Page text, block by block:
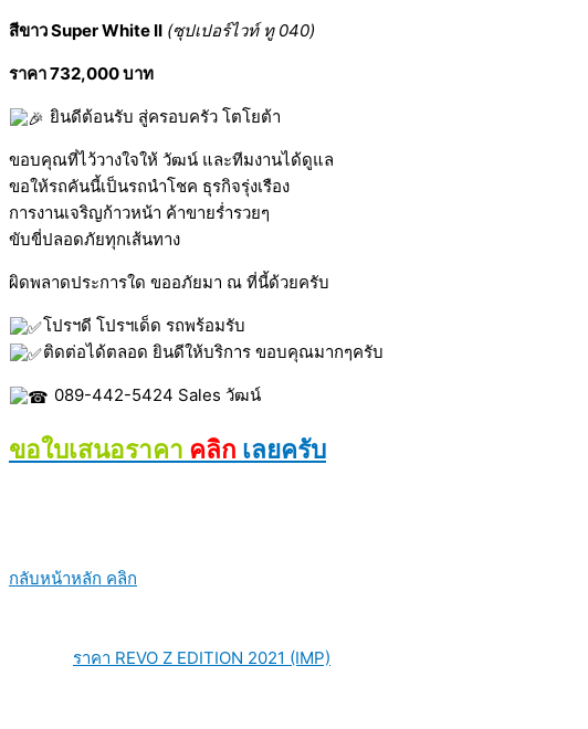
สีขาว Super White II (ซุปเปอร์ไวท์ ทู 040)
ราคา 732,000 บาท
ยินดีต้อนรับ สู่ครอบครัว โตโยต้า
ขอบคุณที่ไว้วางใจให้ วัฒน์ และทีมงานได้ดูแล
ขอให้รถคันนี้เป็นรถนำโชค ธุรกิจรุ่งเรือง
การงานเจริญก้าวหน้า ค้าขายร่ำรวยๆ
ขับขี่ปลอดภัยทุกเส้นทาง
ผิดพลาดประการใด ขออภัยมา ณ ที่นี้ด้วยครับ
โปรฯดี โปรฯเด็ด รถพร้อมรับ
ติดต่อได้ตลอด ยินดีให้บริการ ขอบคุณมากๆครับ
089-442-5424 Sales วัฒน์
ขอใบเสนอราคา คลิก เลยครับ
กลับหน้าหลัก คลิก
ราคา REVO Z EDITION 2021 (IMP)